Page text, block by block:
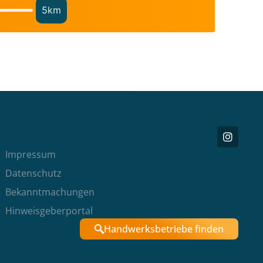
5km
Impressum
Datenschutz
Bekanntmachungen
Hinweisgeberportal
Handwerksbetriebe finden